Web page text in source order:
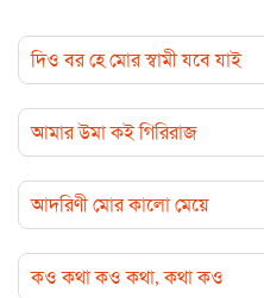
দিও বর হে মোর স্বামী যবে যাই
আমার উমা কই গিরিরাজ
আদরিণী মোর কালো মেয়ে
কও কথা কও কথা, কথা কও